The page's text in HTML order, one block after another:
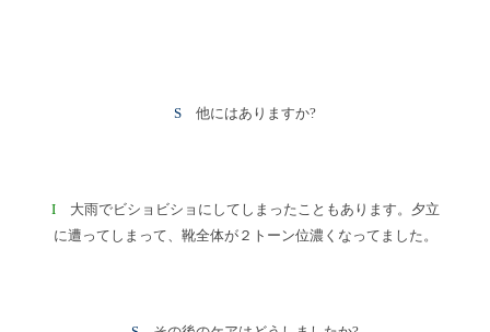
S 他にはありますか?
I大雨でビショビショにしてしまったこともあります。夕立
に遭ってしまって、靴全体が２トーン位濃くなってました。